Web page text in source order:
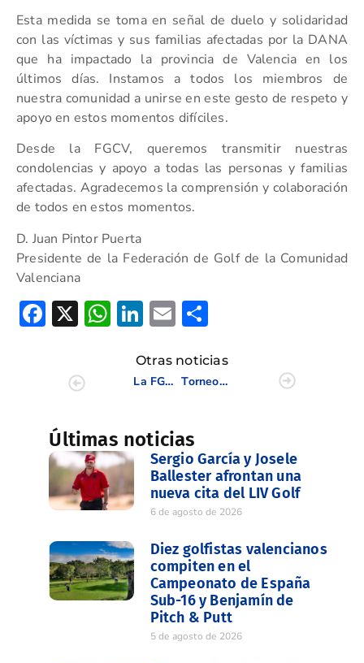
Esta medida se toma en señal de duelo y solidaridad
con las víctimas y sus familias afectadas por la DANA
que ha impactado la provincia de Valencia en los
últimos días. Instamos a todos los miembros de
nuestra comunidad a unirse en este gesto de respeto y
apoyo en estos momentos difíciles.
Desde la FGCV, queremos transmitir nuestras
condolencias y apoyo a todas las personas y familias
afectadas. Agradecemos la comprensión y colaboración
de todos en estos momentos.
D. Juan Pintor Puerta
Presidente de la Federación de Golf de la Comunidad
Valenciana
Facebook
X WhatsApp
LinkedIn
Email
Otras noticias
La FGCV manda su más sentido pésame a todos los afectados por la DANA
Torneo Iniciate al Golf
Últimas noticias
Sergio García y Josele
Ballester afrontan una
nueva cita del LIV Golf
6 de agosto de 2026
Diez golfistas valencianos
compiten en el
Campeonato de España
Sub-16 y Benjamín de
Pitch & Putt
5 de agosto de 2026